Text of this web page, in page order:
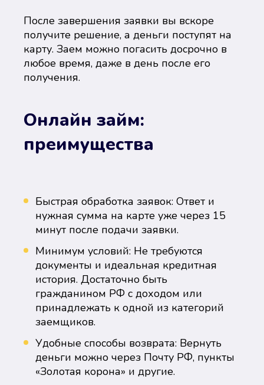
После завершения заявки вы вскоре
получите решение, а деньги поступят на
карту. Заем можно погасить досрочно в
любое время, даже в день после его
получения.
Онлайн займ:
преимущества
Быстрая обработка заявок: Ответ и
нужная сумма на карте уже через 15
минут после подачи заявки.
Минимум условий: Не требуются
документы и идеальная кредитная
история. Достаточно быть
гражданином РФ с доходом или
принадлежать к одной из категорий
заемщиков.
Удобные способы возврата: Вернуть
деньги можно через Почту РФ, пункты
«Золотая корона» и другие.